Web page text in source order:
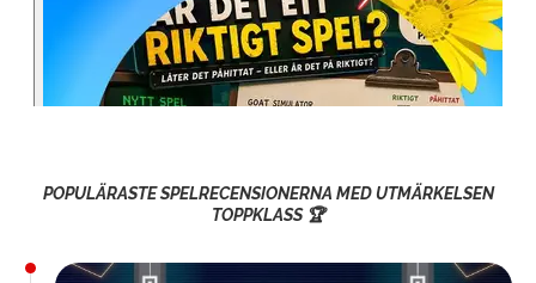
POPULÄRASTE SPELRECENSIONERNA MED UTMÄRKELSEN
TOPPKLASS 🏆